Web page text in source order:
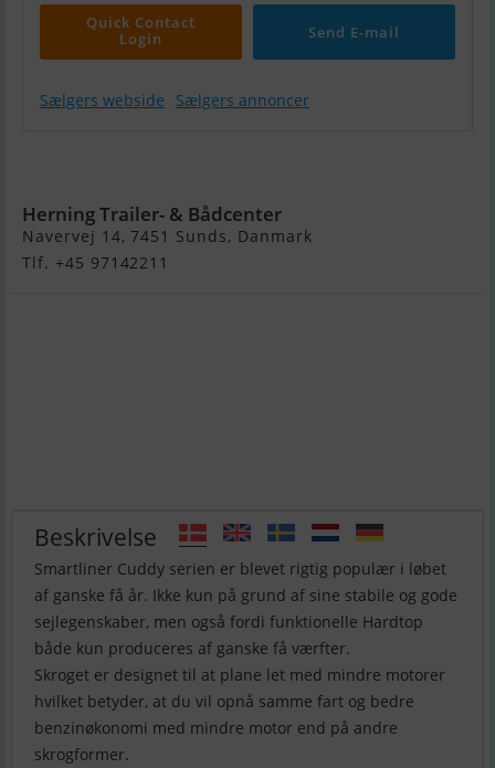
Quick Contact
Login
Send E-mail
Sælgers webside Sælgers annoncer
Herning Trailer- & Bådcenter
Navervej 14, 7451 Sunds, Danmark
Tlf. +45 97142211
Beskrivelse
Smartliner Cuddy serien er blevet rigtig populær i løbet
af ganske få år. Ikke kun på grund af sine stabile og gode
sejlegenskaber, men også fordi funktionelle Hardtop
både kun produceres af ganske få værfter.
Skroget er designet til at plane let med mindre motorer
hvilket betyder, at du vil opnå samme fart og bedre
benzinøkonomi med mindre motor end på andre
skrogformer.